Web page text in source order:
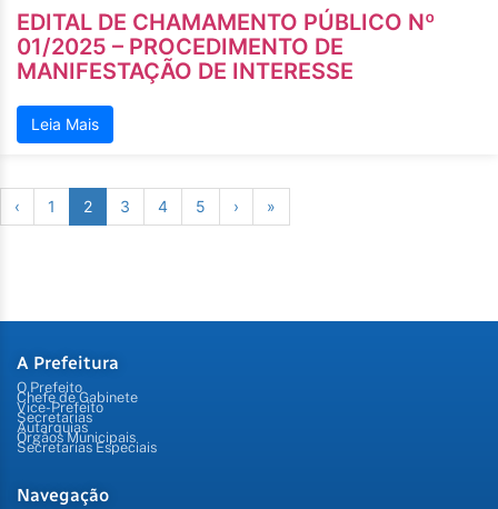
EDITAL DE CHAMAMENTO PÚBLICO Nº
01/2025 – PROCEDIMENTO DE
MANIFESTAÇÃO DE INTERESSE
Leia Mais
‹ 1 2 3 4 5 › »
A Prefeitura
O Prefeito
Chefe de Gabinete
Vice-Prefeito
Secretarias
Autarquias
Órgãos Municipais
Secretarias Especiais
Navegação